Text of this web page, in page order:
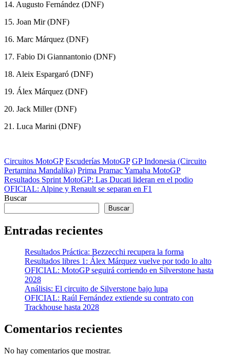
14. Augusto Fernández (DNF)
15. Joan Mir (DNF)
16. Marc Márquez (DNF)
17. Fabio Di Giannantonio (DNF)
18. Aleix Espargaró (DNF)
19. Álex Márquez (DNF)
20. Jack Miller (DNF)
21. Luca Marini (DNF)
Categorías
Circuitos MotoGP Escuderías MotoGP GP Indonesia (Circuito
Pertamina Mandalika) Prima Pramac Yamaha MotoGP
Navegación
de
Anterior
Resultados Sprint MotoGP: Las Ducati lideran en el podio
Siguiente
OFICIAL: Alpine y Renault se separan en F1
Buscar
Buscar
Entradas recientes
Resultados Práctica: Bezzecchi recupera la forma
Resultados libres 1: Álex Márquez vuelve por todo lo alto
OFICIAL: MotoGP seguirá corriendo en Silverstone hasta
2028
Análisis: El circuito de Silverstone bajo lupa
OFICIAL: Raúl Fernández extiende su contrato con
Trackhouse hasta 2028
Comentarios recientes
No hay comentarios que mostrar.